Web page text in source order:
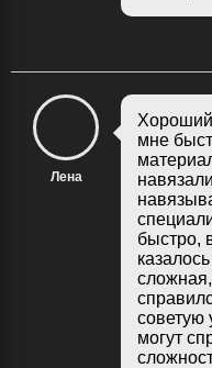
Лена
Хороший
мне
быстро,
советую
могут